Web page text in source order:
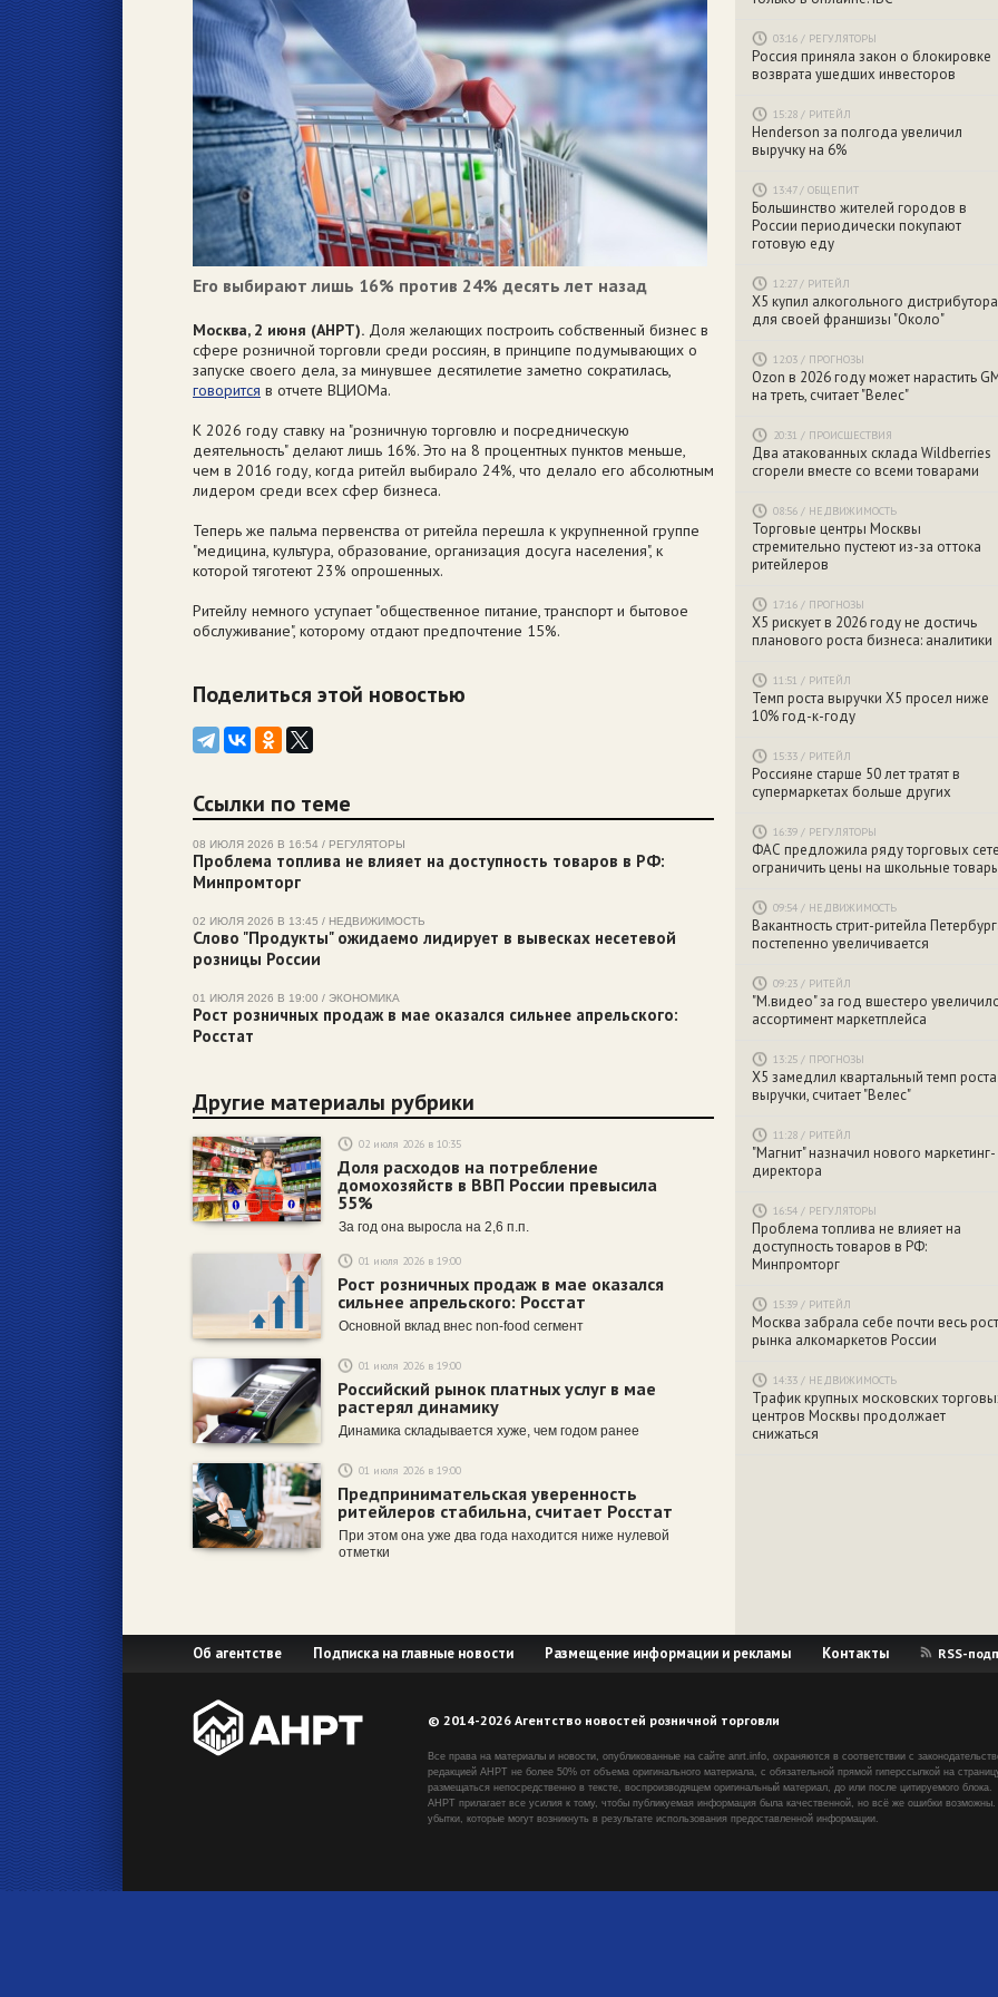
Его выбирают лишь 16% против 24% десять лет назад
Москва, 2 июня (АНРТ). Доля желающих построить собственный бизнес в
сфере розничной торговли среди россиян, в принципе подумывающих о
запуске своего дела, за минувшее десятилетие заметно сократилась,
говорится в отчете ВЦИОМа.
К 2026 году ставку на "розничную торговлю и посредническую
деятельность" делают лишь 16%. Это на 8 процентных пунктов меньше,
чем в 2016 году, когда ритейл выбирало 24%, что делало его абсолютным
лидером среди всех сфер бизнеса.
Теперь же пальма первенства от ритейла перешла к укрупненной группе
"медицина, культура, образование, организация досуга населения", к
которой тяготеют 23% опрошенных.
Ритейлу немного уступает "общественное питание, транспорт и бытовое
обслуживание", которому отдают предпочтение 15%.
Поделиться этой новостью
Ссылки по теме
08 ИЮЛЯ 2026 В 16:54 / РЕГУЛЯТОРЫ
Проблема топлива не влияет на доступность товаров в РФ:
Минпромторг
02 ИЮЛЯ 2026 В 13:45 / НЕДВИЖИМОСТЬ
Слово "Продукты" ожидаемо лидирует в вывесках несетевой
розницы России
01 ИЮЛЯ 2026 В 19:00 / ЭКОНОМИКА
Рост розничных продаж в мае оказался сильнее апрельского:
Росстат
Другие материалы рубрики
02 июля 2026 в 10:35
Доля расходов на потребление
домохозяйств в ВВП России превысила
55%
За год она выросла на 2,6 п.п.
01 июля 2026 в 19:00
Рост розничных продаж в мае оказался
сильнее апрельского: Росстат
Основной вклад внес non-food сегмент
01 июля 2026 в 19:00
Российский рынок платных услуг в мае
растерял динамику
Динамика складывается хуже, чем годом ранее
01 июля 2026 в 19:00
Предпринимательская уверенность
ритейлеров стабильна, считает Росстат
При этом она уже два года находится ниже нулевой
отметки
03:16 / РЕГУЛЯТОРЫ
Россия приняла закон о блокировке
возврата ушедших инвесторов
15:28 / РИТЕЙЛ
Henderson за полгода увеличил
выручку на 6%
13:47/ ОБЩЕПИТ
Большинство жителей городов в
России периодически покупают
готовую еду
12:27/ РИТЕЙЛ
X5 купил алкогольного дистрибутора
для своей франшизы "Около"
12:03 / ПРОГНОЗЫ
Ozon в 2026 году может нарастить
на треть, считает "Велес"
20:31 / ПРОИСШЕСТВИЯ
Два атакованных склада Wildberries
сгорели вместе со всеми товарами
08:56 / НЕДВИЖИМОСТЬ
Торговые центры Москвы
стремительно пустеют из-за оттока
ритейлеров
17:16 / ПРОГНОЗЫ
X5 рискует в 2026 году не достичь
планового роста бизнеса: аналитики
11:51 / РИТЕЙЛ
Темп роста выручки X5 просел ниже
10% год-к-году
15:33 / РИТЕЙЛ
Россияне старше 50 лет тратят в
супермаркетах больше других
16:39 / РЕГУЛЯТОРЫ
ФАС предложила ряду торговых
ограничить цены на школьные
09:54 / НЕДВИЖИМОСТЬ
Вакантность стрит-ритейла
постепенно увеличивается
09:23 / РИТЕЙЛ
"М.видео" за год вшестеро
ассортимент маркетплейса
13:25 / ПРОГНОЗЫ
X5 замедлил квартальный темп роста
выручки, считает "Велес"
11:28 / РИТЕЙЛ
"Магнит" назначил нового маркетинг-
директора
16:54 / РЕГУЛЯТОРЫ
Проблема топлива не влияет на
доступность товаров в РФ:
Минпромторг
15:39 / РИТЕЙЛ
Москва забрала себе почти весь рост
рынка алкомаркетов России
14:33 / НЕДВИЖИМОСТЬ
Трафик крупных московских
центров Москвы продолжает
снижаться
Об агентстве Подписка на главные новости Размещение информации и рекламы Контакты RSS-
© 2014-2026 Агентство новостей розничной торговли
Все права на материалы и новости, опубликованные на сайте anrt.info, охраняются в соответствии с
редакцией АНРТ не более 50% от объема оригинального материала, с обязательной прямой гиперссылкой на
размещаться непосредственно в тексте, воспроизводящем оригинальный материал, до или после цитируемого блока.
АНРТ прилагает все усилия к тому, чтобы публикуемая информация была качественной, но всё же ошибки
убытки, которые могут возникнуть в результате использования предоставленной информации.